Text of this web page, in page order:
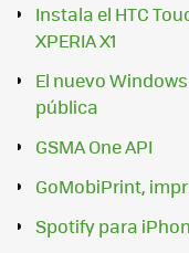
Instala el HTC
XPERIA X1
El nuevo
pública
GSMA One API
GoMobiPrint,
Spotify para